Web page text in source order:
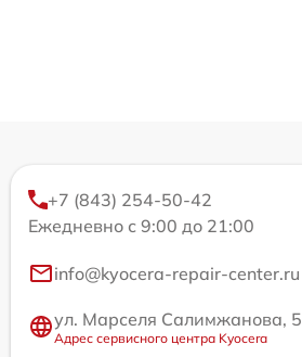
+7 (843) 254-50-42
Ежедневно с 9:00 до 21:00
info@kyocera-repair-center.ru
ул. Марселя Салимжанова, 5
Адрес сервисного центра Kyocera